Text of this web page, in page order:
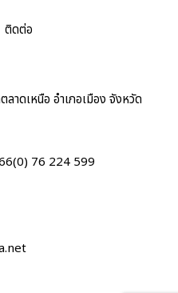
ติดต่อ
าดเหนือ อำเภอเมือง จังหวัด
76 224 599